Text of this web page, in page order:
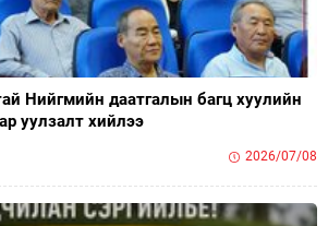
Нийгмийн даатгалын багц хуулийн
уулзалт хийлээ
2026/07/08